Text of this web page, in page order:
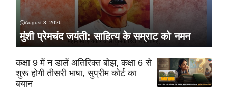
August 3, 2026
मुंशी प्रेमचंद जयंती: साहित्य के सम्राट को नमन
कक्षा 9 में न डालें अतिरिक्त बोझ, कक्षा 6 से
शुरू होगी तीसरी भाषा, सुप्रीम कोर्ट का
बयान